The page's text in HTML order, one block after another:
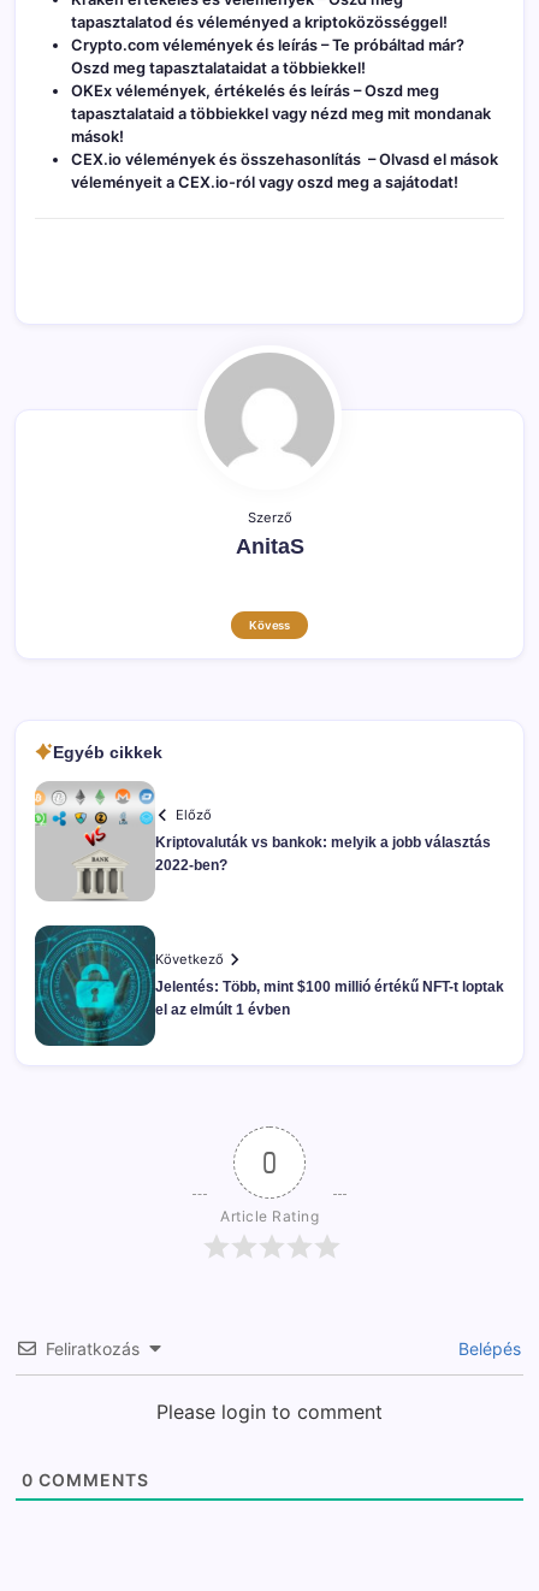
tapasztalatod és véleményed a kriptoközösséggel!
Crypto.com vélemények és leírás – Te próbáltad már?
Oszd meg tapasztalataidat a többiekkel!
OKEx vélemények, értékelés és leírás – Oszd meg
tapasztalataid a többiekkel vagy nézd meg mit mondanak
mások!
CEX.io vélemények és összehasonlítás – Olvasd el mások
véleményeit a CEX.io-ról vagy oszd meg a sajátodat!
Szerző
AnitaS
Kövess
Egyéb cikkek
Előző
Kriptovaluták vs bankok: melyik a jobb választás
2022-ben?
Következő
Jelentés: Több, mint $100 millió értékű NFT-t loptak
el az elmúlt 1 évben
0
Article Rating
Feliratkozás Belépés
Please login to comment
0 COMMENTS